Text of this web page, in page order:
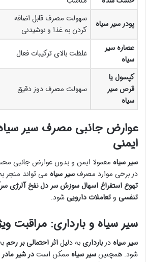
پودر سیر سیاه
سهولت مصرف قابل اضافه
کردن به غذا و نوشیدنی
عصاره سیر
سیاه
غلظت بالای ترکیبات فعال
کپسول یا
قرص سیر
سیاه
سهولت مصرف دوز دقیق
عوارض جانبی مصرف سیر
ایمنی
سیر سیاه معمولا ایمن و بدون عوارض جانبی
در برخی موارد مصرفسیر سیاه می تواند منجر
تهوعاستفراغاسهالسوزش سر دلنفخآلرژی
تنفسی وتعاملات داروییشود.
سیر سیاه و بارداری: مراقبت
سیر سیاهدربارداریبه دلیلاثر احتمالی بر رحم
شود. همچنینسیر سیاه ممکن استدر شیر مادر